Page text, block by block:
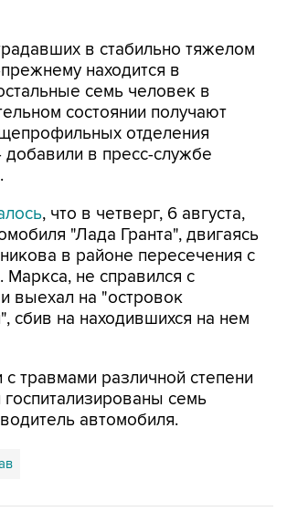
в стабильно тяжелом
семь человек в
состоянии получают
отделения
добавили в пресс-службе
в районе пересечения с
Маркса, не справился с
выехал на "островок
сбив на находившихся на нем
травмами различной степени
автомобиля.